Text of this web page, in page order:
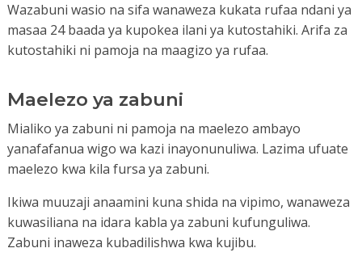
Wazabuni wasio na sifa wanaweza kukata rufaa ndani ya
masaa 24 baada ya kupokea ilani ya kutostahiki. Arifa za
kutostahiki ni pamoja na maagizo ya rufaa.
Maelezo ya zabuni
Mialiko ya zabuni ni pamoja na maelezo ambayo
yanafafanua wigo wa kazi inayonunuliwa. Lazima ufuate
maelezo kwa kila fursa ya zabuni.
Ikiwa muuzaji anaamini kuna shida na vipimo, wanaweza
kuwasiliana na idara kabla ya zabuni kufunguliwa.
Zabuni inaweza kubadilishwa kwa kujibu.